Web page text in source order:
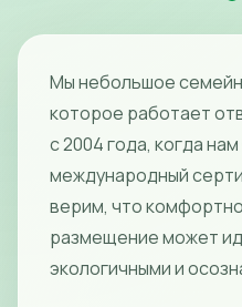
Мы небольшое
которое работает
с 2004 года, когда
международный
верим, что
размещение может
экологичными и